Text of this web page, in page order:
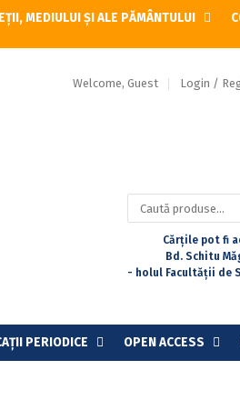
MEDIULUI ȘI ALE PĂMÂNTULUI
Welcome, Guest Login /
Caută
după:
Cărțile pot fi
Bd. Schitu
- holul Facultății de
PERIODICE OPEN ACCESS